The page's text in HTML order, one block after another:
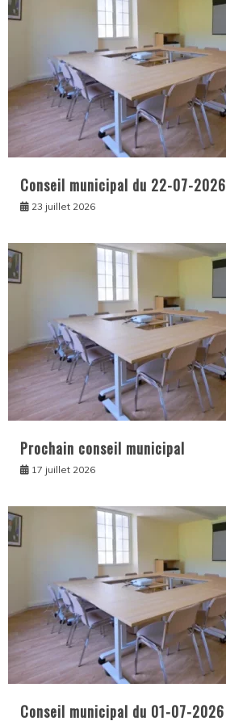
Conseil municipal du 22-07-2026
23 juillet 2026
Prochain conseil municipal
17 juillet 2026
Conseil municipal du 01-07-2026